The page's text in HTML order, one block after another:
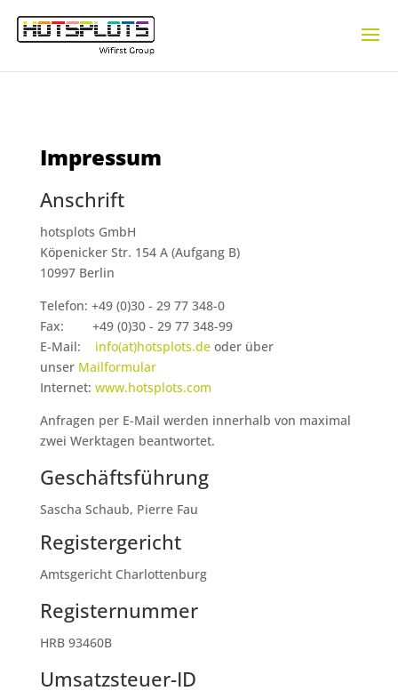
Impressum
Anschrift
hotsplots GmbH
Köpenicker Str. 154 A (Aufgang B)
10997 Berlin
Telefon: +49 (0)30 - 29 77 348-0
Fax: +49 (0)30 - 29 77 348-99
E-Mail:
info(at)hotsplots.de oder über
unser Mailformular
Internet: www.hotsplots.com
Anfragen per E-Mail werden innerhalb von maximal
zwei Werktagen beantwortet.
Geschäftsführung
Sascha Schaub, Pierre Fau
Registergericht
Amtsgericht Charlottenburg
Registernummer
HRB 93460B
Umsatzsteuer-ID